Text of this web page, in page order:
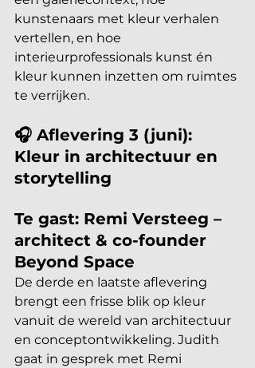
kunstenaars met kleur verhalen
vertellen, en hoe
interieurprofessionals kunst én
kleur kunnen inzetten om ruimtes
te verrijken.
🎧 Aflevering 3 (juni):
Kleur in architectuur en
storytelling
Te gast: Remi Versteeg –
architect & co-founder
Beyond Space
De derde en laatste aflevering
brengt een frisse blik op kleur
vanuit de wereld van architectuur
en conceptontwikkeling. Judith
gaat in gesprek met Remi